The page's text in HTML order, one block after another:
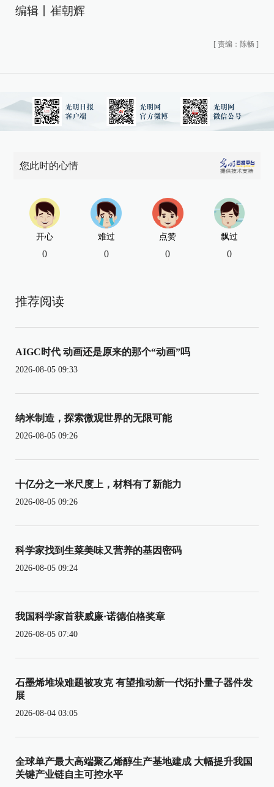
编辑丨崔朝辉
[ 责编：陈畅 ]
您此时的心情
开心
0
难过
0
点赞
0
飘过
0
推荐阅读
AIGC时代 动画还是原来的那个“动画”吗
2026-08-05 09:33
纳米制造，探索微观世界的无限可能
2026-08-05 09:26
十亿分之一米尺度上，材料有了新能力
2026-08-05 09:26
科学家找到生菜美味又营养的基因密码
2026-08-05 09:24
我国科学家首获威廉·诺德伯格奖章
2026-08-05 07:40
石墨烯堆垛难题被攻克 有望推动新一代拓扑量子器件发
展
2026-08-04 03:05
全球单产最大高端聚乙烯醇生产基地建成 大幅提升我国
关键产业链自主可控水平